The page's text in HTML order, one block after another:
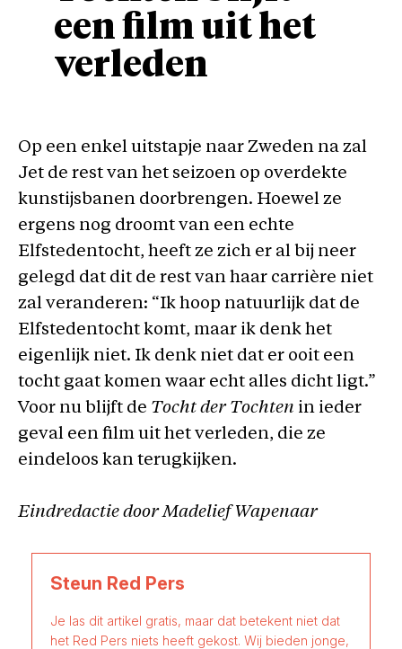
een film uit het
verleden
Op een enkel uitstapje naar Zweden na zal
Jet de rest van het seizoen op overdekte
kunstijsbanen doorbrengen. Hoewel ze
ergens nog droomt van een echte
Elfstedentocht, heeft ze zich er al bij neer
gelegd dat dit de rest van haar carrière niet
zal veranderen: “Ik hoop natuurlijk dat de
Elfstedentocht komt, maar ik denk het
eigenlijk niet. Ik denk niet dat er ooit een
tocht gaat komen waar echt alles dicht ligt.”
Voor nu blijft de Tocht der Tochten in ieder
geval een film uit het verleden, die ze
eindeloos kan terugkijken.
Eindredactie door Madelief Wapenaar
Steun Red Pers
Je las dit artikel gratis, maar dat betekent niet dat
het Red Pers niets heeft gekost. Wij bieden jonge,